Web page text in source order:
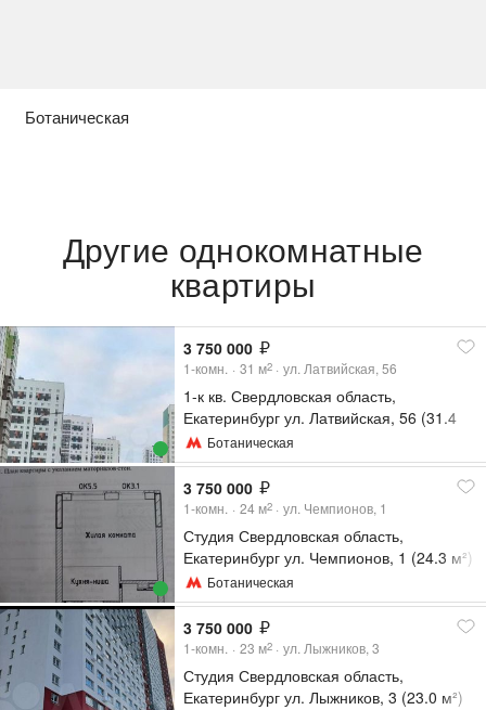
Ботаническая
Другие однокомнатные
квартиры
3 750 000
1-комн. 31 м2 ул. Латвийская, 56
1-к кв. Свердловская область,
Екатеринбург ул. Латвийская, 56 (31.4
м²) Ботаническая
3 750 000
1-комн. 24 м2 ул. Чемпионов, 1
Студия Свердловская область,
Екатеринбург ул. Чемпионов, 1 (24.3 м²)
Ботаническая
3 750 000
1-комн. 23 м2 ул. Лыжников, 3
Студия Свердловская область,
Екатеринбург ул. Лыжников, 3 (23.0 м²)